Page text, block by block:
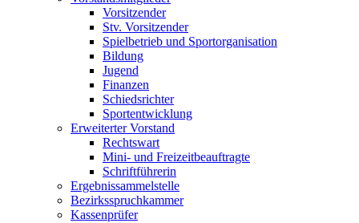
Vorsitzender
Stv. Vorsitzender
Spielbetrieb und Sportorganisation
Bildung
Jugend
Finanzen
Schiedsrichter
Sportentwicklung
Erweiterter Vorstand
Rechtswart
Mini- und Freizeitbeauftragte
Schriftführerin
Ergebnissammelstelle
Bezirksspruchkammer
Kassenprüfer